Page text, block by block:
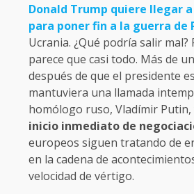
Donald Trump quiere llegar
para poner fin a la guerra de
Ucrania. ¿Qué podría salir mal?
parece que casi todo. Más de
después de que el presidente
mantuviera una llamada
homólogo ruso, Vladímir Putin,
inicio inmediato de
europeos siguen tratando de
en la cadena de
velocidad de vértigo.